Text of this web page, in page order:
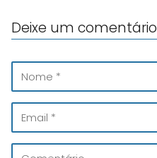
Deixe um comentário